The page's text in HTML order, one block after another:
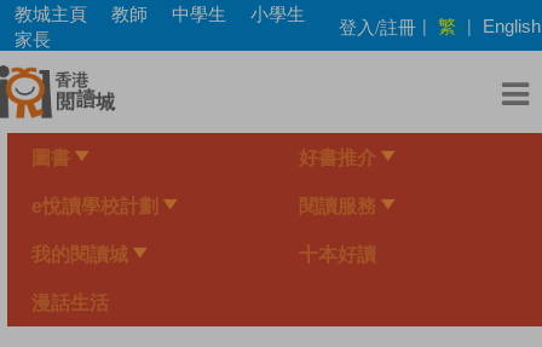
Skip
main
content
教城主頁 教師 中學生
小學生
家長
登入/註冊 | 繁 | English
圖書 好書推介
e悅讀學校計劃 閱讀服務
我的閱讀城 十本好讀
漫話生活